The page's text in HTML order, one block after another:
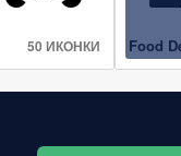
50 ИКОНКИ Food